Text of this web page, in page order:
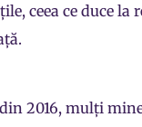
ceea ce duce la
2016, mulți